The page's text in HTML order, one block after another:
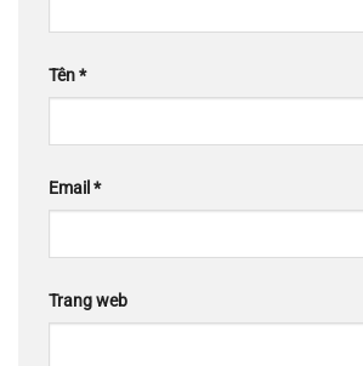
Tên*
Email *
Trang web